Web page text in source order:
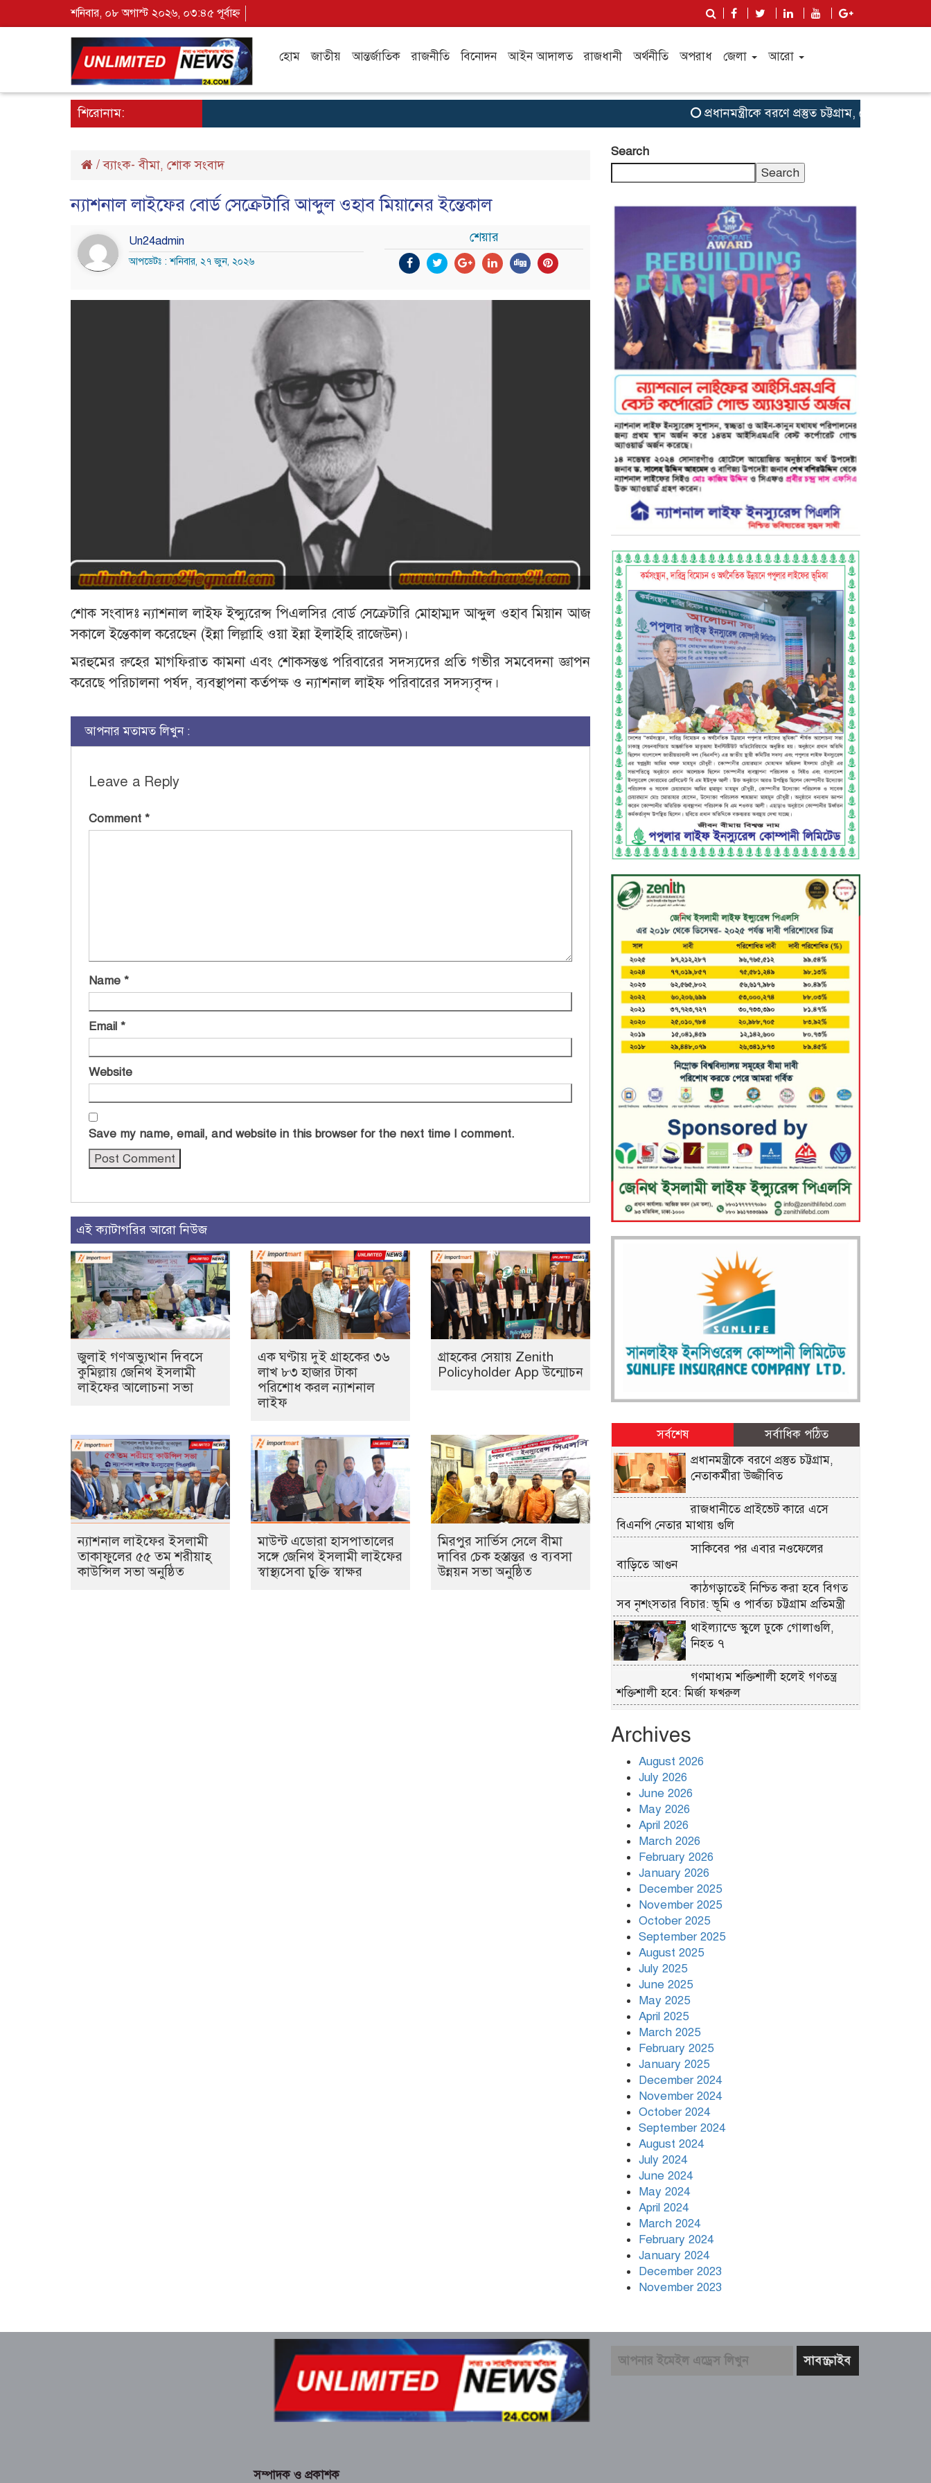
শনিবার, ০৮ অগাস্ট ২০২৬, ০৩:৪৫ পূর্বাহ্ন
হোম জাতীয় আন্তর্জাতিক রাজনীতি বিনোদন আইন আদালত রাজধানী অর্থনীতি অপরাধ জেলা আরো
শিরোনাম: প্রধানমন্ত্রীকে বরণে প্রস্তুত চট্টগ্রাম, নেতাকর্মীরা উজ্জীবিত
/ব্যাংক- বীমা, শোক সংবাদ
ন্যাশনাল লাইফের বোর্ড সেক্রেটারি আব্দুল ওহাব মিয়ানের ইন্তেকাল
Un24admin
আপডেটঃ : শনিবার, ২৭ জুন, ২০২৬
শেয়ার
শোক সংবাদঃ ন্যাশনাল লাইফ ইন্স্যুরেন্স পিএলসির বোর্ড সেক্রেটারি মোহাম্মদ আব্দুল ওহাব মিয়ান আজ
সকালে ইন্তেকাল করেছেন (ইন্না লিল্লাহি ওয়া ইন্না ইলাইহি রাজেউন)।
মরহুমের রুহের মাগফিরাত কামনা এবং শোকসন্তপ্ত পরিবারের সদস্যদের প্রতি গভীর সমবেদনা জ্ঞাপন
করেছে পরিচালনা পর্ষদ, ব্যবস্থাপনা কর্তপক্ষ ও ন্যাশনাল লাইফ পরিবারের সদস্যবৃন্দ।
আপনার মতামত লিখুন :
Leave a Reply
Comment *
Name *
Email *
Website
Save my name, email, and website in this browser for the next time I comment.
এই ক্যাটাগরির আরো নিউজ
জুলাই গণঅভ্যুত্থান দিবসে
কুমিল্লায় জেনিথ ইসলামী
লাইফের আলোচনা সভা
এক ঘণ্টায় দুই গ্রাহকের ৩৬
লাখ ৮৩ হাজার টাকা
পরিশোধ করল ন্যাশনাল
লাইফ
গ্রাহকের সেয়ায় Zenith
Policyholder App উন্মোচন
ন্যাশনাল লাইফের ইসলামী
তাকাফুলের ৫৫ তম শরীয়াহ্
কাউন্সিল সভা অনুষ্ঠিত
মাউন্ট এডোরা হাসপাতালের
সঙ্গে জেনিথ ইসলামী লাইফের
স্বাস্থ্যসেবা চুক্তি স্বাক্ষর
মিরপুর সার্ভিস সেলে বীমা
দাবির চেক হস্তান্তর ও ব্যবসা
উন্নয়ন সভা অনুষ্ঠিত
Search
Search
সর্বশেষ
সর্বাধিক পঠিত
প্রধানমন্ত্রীকে বরণে প্রস্তুত চট্টগ্রাম,
নেতাকর্মীরা উজ্জীবিত
রাজধানীতে প্রাইভেট কারে এসে
বিএনপি নেতার মাথায় গুলি
সাকিবের পর এবার নওফেলের
বাড়িতে আগুন
কাঠগড়াতেই নিশ্চিত করা হবে বিগত
সব নৃশংসতার বিচার: ভূমি ও পার্বত্য চট্টগ্রাম প্রতিমন্ত্রী
থাইল্যান্ডে স্কুলে ঢুকে গোলাগুলি,
নিহত ৭
গণমাধ্যম শক্তিশালী হলেই গণতন্ত্র
শক্তিশালী হবে: মির্জা ফখরুল
হবে ঝটিকা অভিযান: সড়ক প্রতিমন্ত্রী
রাজধানীতে আ.লীগের মশাল মিছিলের
শিগগিরই শেষ হবে ইরান যুদ্ধ: ট্রাম্প
Archives
August 2026
July 2026
June 2026
May 2026
April 2026
March 2026
February 2026
January 2026
December 2025
November 2025
October 2025
September 2025
August 2025
July 2025
June 2025
May 2025
April 2025
March 2025
February 2025
January 2025
December 2024
November 2024
October 2024
September 2024
August 2024
July 2024
June 2024
May 2024
April 2024
March 2024
February 2024
January 2024
December 2023
November 2023
সম্পাদক ও প্রকাশক